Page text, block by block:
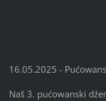
16.05.2025 -
Naš 3. pućowanski